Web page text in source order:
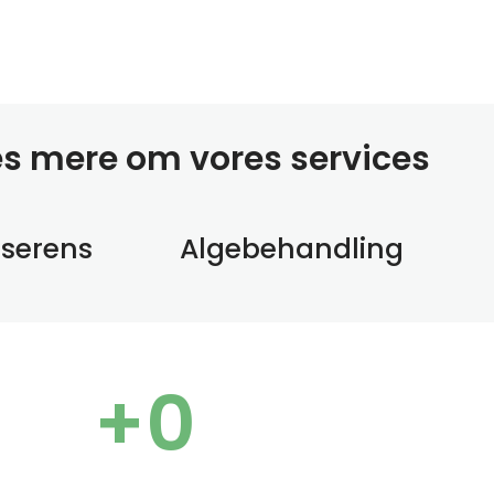
mere om vores services
Algebehandling
+0